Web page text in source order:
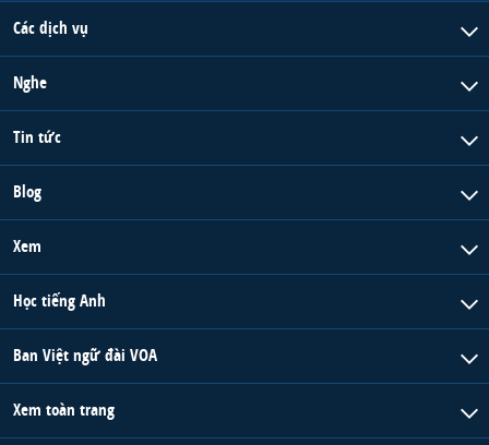
Các dịch vụ
Nghe
Tin tức
Blog
Xem
Học tiếng Anh
Ban Việt ngữ đài VOA
Xem toàn trang